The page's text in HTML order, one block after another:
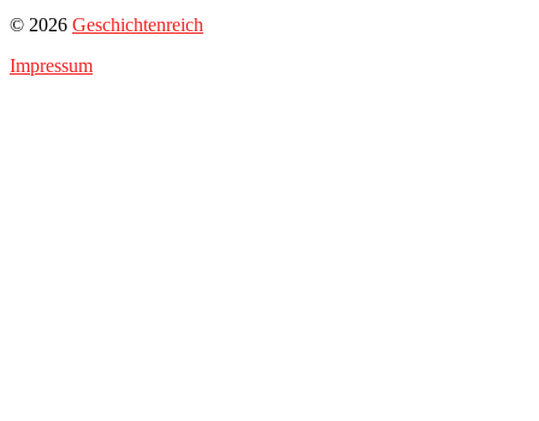
© 2026 Geschichtenreich
Impressum